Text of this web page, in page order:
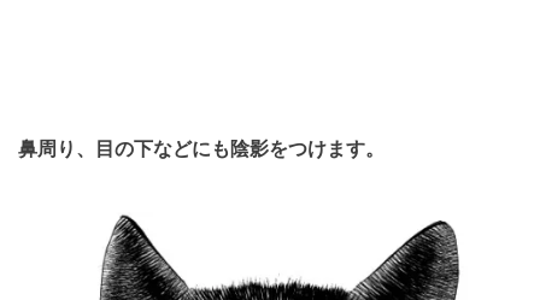
鼻周り、目の下などにも陰影をつけます。